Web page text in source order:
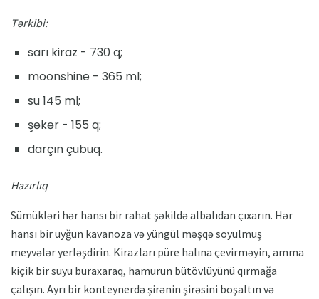
Tərkibi:
sarı kiraz - 730 q;
moonshine - 365 ml;
su 145 ml;
şəkər - 155 q;
darçın çubuq.
Hazırlıq
Sümükləri hər hansı bir rahat şəkildə albalıdan çıxarın. Hər
hansı bir uyğun kavanoza və yüngül məşqə soyulmuş
meyvələr yerləşdirin. Kirazları püre halına çevirməyin, amma
kiçik bir suyu buraxaraq, hamurun bütövlüyünü qırmağa
çalışın. Ayrı bir konteynerdə şirənin şirəsini boşaltın və